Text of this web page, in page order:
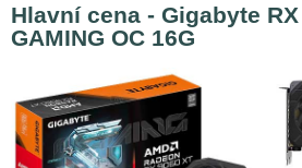
Hlavní cena - Gigabyte
GAMING OC 16G